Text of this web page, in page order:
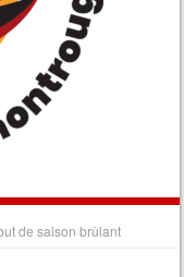
de saison brûlant